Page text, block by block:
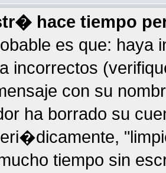
hace tiempo
es que: haya
incorrectos
con su
ha borrado su
tiempo sin